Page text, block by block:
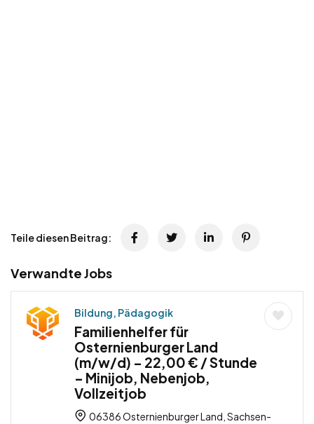
Teile diesen Beitrag:
Verwandte Jobs
Bildung, Pädagogik
Familienhelfer für
Osternienburger Land
(m/w/d) – 22,00 € / Stunde
– Minijob, Nebenjob,
Vollzeitjob
06386 Osternienburger Land, Sachsen-